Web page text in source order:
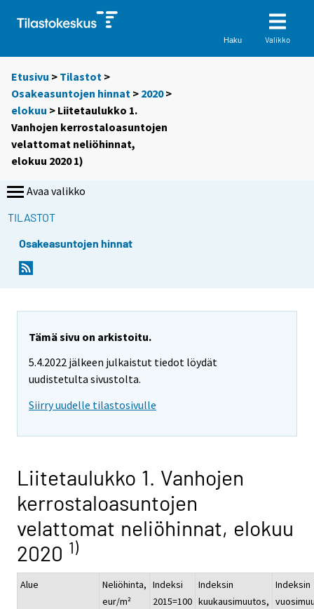
Haku Valikko
Etusivu > Tilastot >
Osakeasuntojen hinnat > 2020>
elokuu > Liitetaulukko 1.
Vanhojen kerrostaloasuntojen
velattomat neliöhinnat,
elokuu 2020 1)
Avaa valikko
TILASTOT
Osakeasuntojen hinnat
Tämä sivu on arkistoitu.
5.4.2022 jälkeen julkaistut tiedot löydät
uudistetulta sivustolta.
Siirry uudelle tilastosivulle
Liitetaulukko 1. Vanhojen
kerrostaloasuntojen
velattomat neliöhinnat, elokuu
2020 1)
Alue
Neliöhinta,
eur/m²
Indeksi
2015=100
Indeksin
kuukausimuutos,
Indeksin